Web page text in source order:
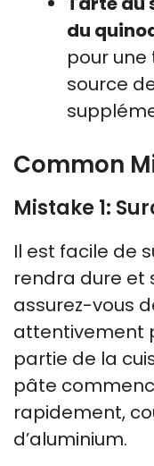
du
pour
source
Common
Mistake 1:
Il est facile de
rendra dure et
assurez-vous
attentivement
partie de la
pâte
rapidement,
d’aluminium.